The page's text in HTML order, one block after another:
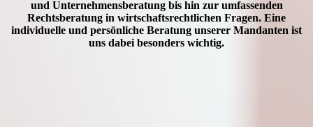
und Unternehmensberatung bis hin zur umfassenden
Rechtsberatung in wirtschaftsrechtlichen Fragen. Eine
individuelle und persönliche Beratung unserer Mandanten ist
uns dabei besonders wichtig.